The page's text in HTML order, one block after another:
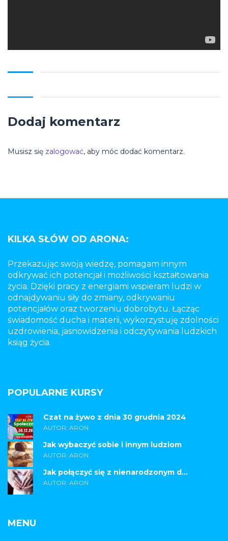
Dodaj komentarz
Musisz się zalogować, aby móc dodać komentarz.
KILKA SŁÓW OD ARONA:
Przekazując swoją wiedzę, pomagam innym
odkrywać ich potencjał i możliwości kształtowania
życia. Dzięki pracy z energiami wspieram ludzi w
odnajdywaniu siły do zmiany, odkrywaniu
potencjałów oraz tworzeniu dobrobytu. Łącząc
świadomość ducha i materii, wykorzystuję zdolności
uzdrowienia, jasnowidzenia i odczytywania ludzkich
ksiąg życia.
POPULARNE KURSY
Czat na żywo z dnia 30 grudnia 2024
AUTOR: ARON
Jak wybaczyć sobie i innym ludziom
AUTOR: ARON
Jak połączyć się z nienarodzonym d...
AUTOR: ARON
MENU